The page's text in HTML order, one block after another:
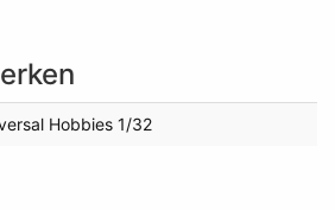
Hobbies 1/32